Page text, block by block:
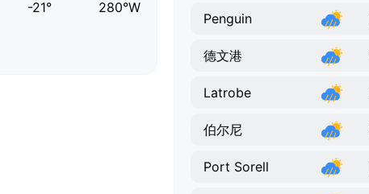
-21° 280°W
Penguin
德文港
Latrobe
伯尔尼
Port Sorell